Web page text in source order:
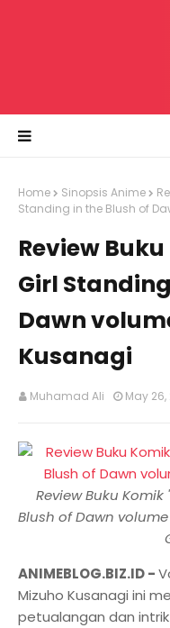
Home Sinopsis Anime
Standing in the Blush of
Review
Girl
Dawn
Kusanagi
Muhamad Ali May 26,
Review Buku
Blush of Dawn
ANIMEBLOG.BIZ.ID -
Mizuho Kusanagi ini
petualangan dan